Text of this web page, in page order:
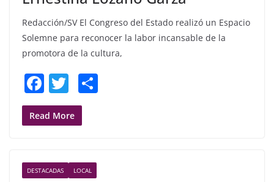
Redacción/SV El Congreso del Estado realizó un Espacio
Solemne para reconocer la labor incansable de la
promotora de la cultura,
F
a
c
b
T
w
itt
Read More
DESTACADAS LOCAL